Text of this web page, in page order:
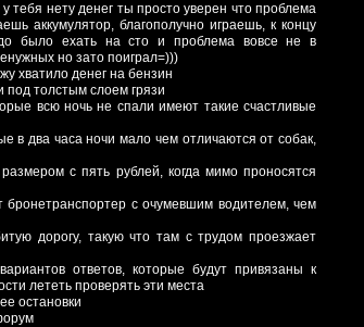
тебя нету денег ты просто уверен что проблема
аккумулятор, благополучно играешь, к концу
было ехать на сто и проблема вовсе не в
но зато поиграл=)))
хватило денег на бензин
под толстым слоем грязи
всю ночь не спали имеют такие счастливые
в два часа ночи мало чем отличаются от собак,
с пять рублей, когда мимо проносятся
с очумевшим водителем, чем
дорогу, такую что там с трудом проезжает
ответов, которые будут привязаны к
лететь проверять эти места
остановки